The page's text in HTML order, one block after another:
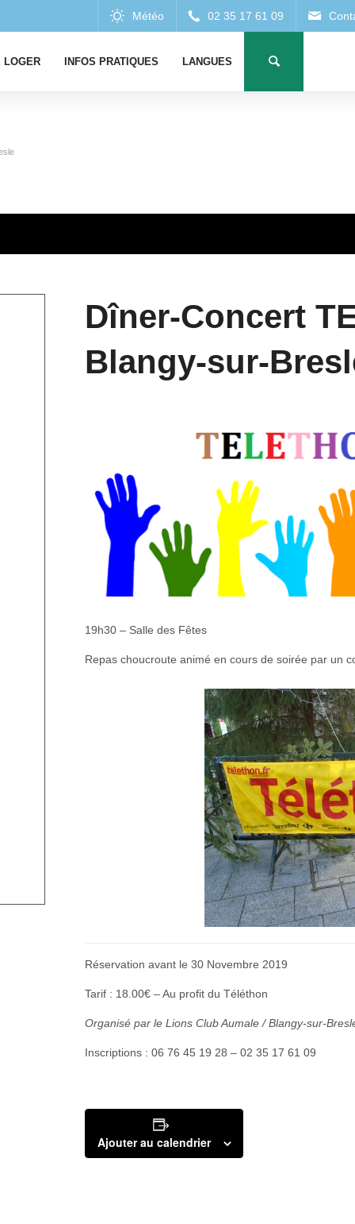
LOGER INFOS PRATIQUES LANGUES
Dîner-Concert
Blangy-sur-
19h30 – Salle des Fêtes
Repas choucroute animé en cours de soirée par un
Réservation avant le 30 Novembre 2019
Tarif : 18.00€ – Au profit du Téléthon
Organisé par le Lions Club Aumale / Blangy-sur-
Inscriptions : 06 76 45 19 28 – 02 35 17 61 09
Ajouter au calendrier